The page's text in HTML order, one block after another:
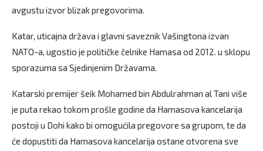
avgustu izvor blizak pregovorima.
Katar, uticajna država i glavni saveznik Vašingtona izvan
NATO-a, ugostio je političke čelnike Hamasa od 2012. u sklopu
sporazuma sa Sjedinjenim Državama.
Katarski premijer šeik Mohamed bin Abdulrahman al Tani više
je puta rekao tokom prošle godine da Hamasova kancelarija
postoji u Dohi kako bi omogućila pregovore sa grupom, te da
će dopustiti da Hamasova kancelarija ostane otvorena sve